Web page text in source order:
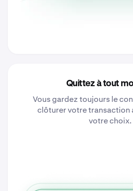
Quittez à tout
Vous gardez toujours le
clôturer votre transaction
votre choix.